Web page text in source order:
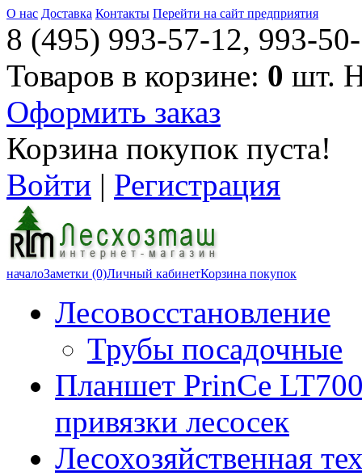
О нас Доставка Контакты Перейти на сайт предприятия
8 (495) 993-57-12, 993-
Товаров в корзине: 0 шт.
Оформить заказ
Корзина покупок пуста!
Войти | Регистрация
началоЗаметки (0)Личный кабинетКорзина покупок
Лесовосстановление
Трубы посадочные
Планшет PrinCe
привязки лесосек
Лесохозяйственная